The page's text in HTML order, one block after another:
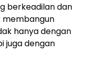
berkeadilan dan
membangun
hanya dengan
juga dengan